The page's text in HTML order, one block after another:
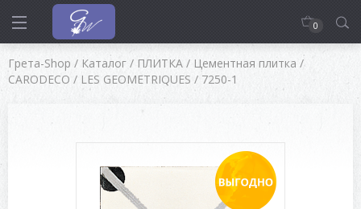
0
Грета-Shop / Каталог / ПЛИТКА / Цементная плитка /
CARODECO / LES GEOMETRIQUES / 7250-1